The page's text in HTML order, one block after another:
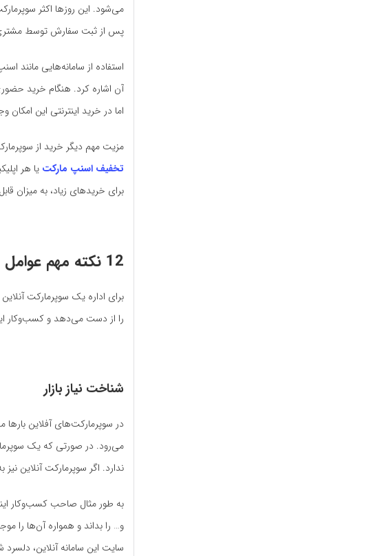
می‌شود. این روزها اکثر
پس از ثبت سفارش توسط مشتری،
استفاده از سامانه‌هایی مانند
آن اشاره کرد. هنگام خرید
اما در خرید اینترنتی این
مزیت مهم دیگر خرید از
تخفیف اسنپ مارکت یا هر
برای خریدهای زیاد، به میزان
12 نکته مهم عوامل موفقیت یک سوپرمارکت آنلاین
برای اداره یک سوپرمارکت
را از دست می‌دهد و کسب‌و‌کار
شناخت نیاز بازار
در سوپرمارکت‌های آفلاین
می‌رود. در صورتی که یک
ندارد. اگر سوپرمارکت آنلاین
به طور مثال صاحب کسب‌وکار
و… را بداند و همواره آن‌ها را
سایت این سامانه آنلاین،